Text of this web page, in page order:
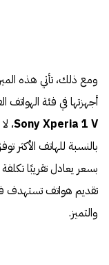
ومع ذلك، تأتي هذه
أجهزتها في فئة
Sony Xperia 1 V،
بالنسبة للهاتف الأكثر
بسعر يعادل تقريبًا تكلفة
تقديم هواتف تستهدف
والتميز.